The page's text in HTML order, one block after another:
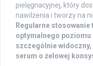
pielęgnacyjnej, który
nawilżenia i tworzy na
Regularne
optymalnego poziomu
szczególnie widoczny,
serum o żelowej